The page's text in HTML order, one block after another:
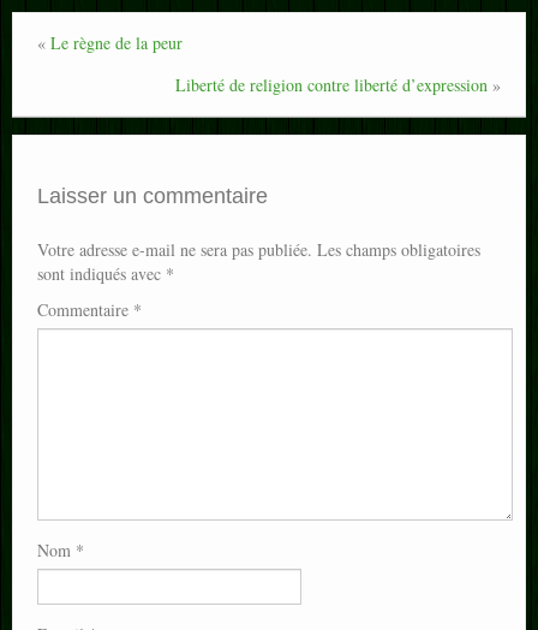
« Le règne de la peur
Liberté de religion contre liberté d’expression »
Laisser un commentaire
Votre adresse e-mail ne sera pas publiée. Les champs obligatoires
sont indiqués avec *
Commentaire *
Nom *